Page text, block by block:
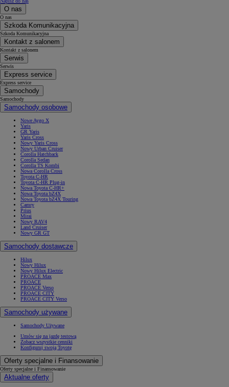
O nas
O nas
Szkoda Komunikacyjna
Szkoda Komunikacyjna
Kontakt z salonem
Kontakt z salonem
Serwis
Serwis
Express service
Express service
Samochody
Samochody
Samochody osobowe
Nowe Aygo X
Yaris
GR Yaris
Yaris Cross
Nowy Yaris Cross
Nowy Urban Cruiser
Corolla Hatchback
Corolla Sedan
Corolla TS Kombi
Nowa Corolla Cross
Toyota C-HR
Toyota C-HR Plug-in
Nowa Toyota C-HR+
Nowa Toyota bZ4X
Nowa Toyota bZ4X Touring
Camry
Prius
Mirai
Nowy RAV4
Land Cruiser
Nowy GR GT
Samochody dostawcze
Hilux
Nowy Hilux
Nowy Hilux Electric
PROACE Max
PROACE
PROACE Verso
PROACE CITY
PROACE CITY Verso
Samochody używane
Samochody Używane
Umów się na jazdę testową
Zobacz wszystkie cenniki
Konfiguruj swoją Toyotę
Oferty specjalne i Finansowanie
Oferty specjalne i Finansowanie
Aktualne oferty